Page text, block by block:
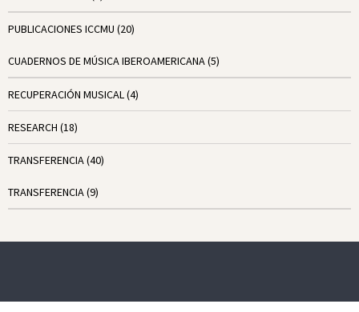
PUBLICACIONES ICCMU (20)
CUADERNOS DE MÚSICA IBEROAMERICANA(5)
RECUPERACIÓN MUSICAL(4)
RESEARCH (18)
TRANSFERENCIA(40)
TRANSFERENCIA(9)